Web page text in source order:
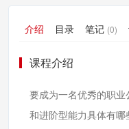
介绍 目录 笔记 (0)
课程介绍
要成为一名优秀的职
和进阶型能力具体有哪